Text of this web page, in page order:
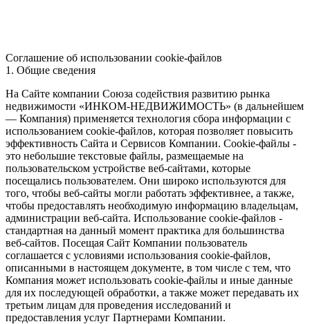
Соглашение об использовании cookie-файлов
1. Общие сведения
На Сайте компании Союза содействия развитию рынка
недвижимости «ИНКОМ-НЕДВИЖИМОСТЬ» (в дальнейшем
— Компания) применяется технология сбора информации с
использованием cookie-файлов, которая позволяет повысить
эффективность Сайта и Сервисов Компании. Сookie-файлы -
это небольшие текстовые файлы, размещаемые на
пользовательском устройстве веб-сайтами, которые
посещались пользователем. Они широко используются для
того, чтобы веб-сайты могли работать эффективнее, а также,
чтобы предоставлять необходимую информацию владельцам,
администрации веб-сайта. Использование cookie-файлов -
стандартная на данный момент практика для большинства
веб-сайтов. Посещая Сайт Компании пользователь
соглашается с условиями использования cookie-файлов,
описанными в настоящем документе, в том числе с тем, что
Компания может использовать cookie-файлы и иные данные
для их последующей обработки, а также может передавать их
третьим лицам для проведения исследований и
предоставления услуг Партнерами Компании.